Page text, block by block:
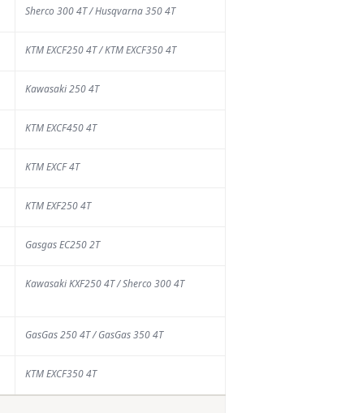
Sherco 300 4T / Husqvarna 350 4T
KTM EXCF250 4T / KTM EXCF350 4T
Kawasaki 250 4T
KTM EXCF450 4T
KTM EXCF 4T
KTM EXF250 4T
Gasgas EC250 2T
Kawasaki KXF250 4T / Sherco 300 4T
GasGas 250 4T / GasGas 350 4T
KTM EXCF350 4T
Advertisment
la sécheresse, des
limiter les risques
6 AOÛT 2026